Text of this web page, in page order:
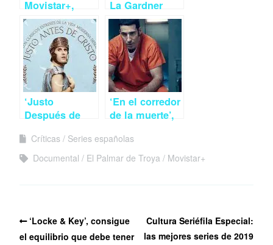
Movistar+,
estas son las
nuevas series
de la
plataforma
La Gardner
incendia
Madrid
‘Justo
Después de
versión cañí de
‘La Vida de
‘En el corredor
de la muerte’,
de Pablo Ibar
Críticas
Series españolas
Documental
El Palmar de Troya Movistar+
‘Locke & Key’, consigue
el equilibrio que debe tener
Cultura Seriéfila Especial:
las mejores series de 2019